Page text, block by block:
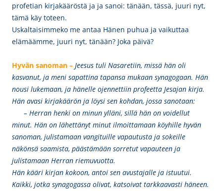
profetian kirjakääröstä ja ja sanoi: tänään, tässä, juuri nyt,
tämä käy toteen.
Uskaltaisimmeko me antaa Hänen puhua ja vaikuttaa
elämäämme, juuri nyt, tänään? Joka päivä?
Hyvän sanoman – Jeesus tuli Nasaretiin, missä hän oli
kasvanut, ja meni sapattina tapansa mukaan synagogaan. Hän
nousi lukemaan, ja hänelle ojennettiin profeetta Jesajan kirja.
Hän avasi kirjakäärön ja löysi sen kohdan, jossa sanotaan:
– Herran henki on minun ylläni, sillä hän on voidellut
minut. Hän on lähettänyt minut ilmoittamaan köyhille hyvän
sanoman, julistamaan vangituille vapautusta ja sokeille
näkönsä saamista, päästämään sorretut vapauteen ja
julistamaan Herran riemuvuotta.
Hän kääri kirjan kokoon, antoi sen avustajalle ja istuutui.
Kaikki, jotka synagogassa olivat, katsoivat tarkkaavasti häneen.